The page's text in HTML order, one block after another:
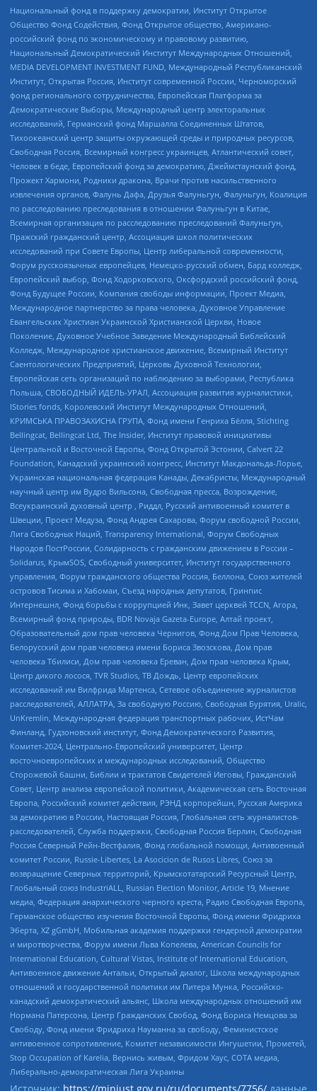
Национальный фонд в поддержку демократии, Институт Открытое
Общество Фонд Содействия, Фонд Открытое общество, Американо-
российский фонд по экономическому и правовому развитию,
Национальный Демократический Институт Международных Отношений,
MEDIA DEVELOPMENT INVESTMENT FUND, Международный Республиканский
Институт, Открытая Россия, Институт современной России, Черноморский
фонд регионального сотрудничества, Европейская Платформа за
Демократические Выборы, Международный центр электоральных
исследований, Германский фонд Маршалла Соединенных Штатов,
Тихоокеанский центр защиты окружающей среды и природных ресурсов,
Свободная Россия, Всемирный конгресс украинцев, Атлантический совет,
Человек в беде, Европейский фонд за демократию, Джеймстаунский фонд,
Прожект Хармони, Родники дракона, Врачи против насильственного
извлечения органов, Фалунь Дафа, Друзья Фалуньгун, Фалуньгун, Коалиция
по расследованию преследования в отношении Фалуньгун в Китае,
Всемирная организация по расследованию преследований Фалуньгун,
Пражский гражданский центр, Ассоциация школ политических
исследований при Совете Европы, Центр либеральной современности,
Форум русскоязычных европейцев, Немецко-русский обмен, Бард колледж,
Европейский выбор, Фонд Ходорковского, Оксфордский российский фонд,
Фонд Будущее России, Компания свободы информации, Проект Медиа,
Международное партнерство за права человека, Духовное Управление
Евангельских Христиан Украинской Христианской Церкви, Новое
Поколение, Духовное Учебное Заведение Международный Библейский
Колледж, Международное христианское движение, Всемирный Институт
Саентологических Предприятий, Церковь Духовной Технологии,
Европейская сеть организаций по наблюдению за выборами, Республика
Польша, СВОБОДНЫЙ ИДЕЛЬ-УРАЛ, Ассоциация развития журналистики,
IStories fonds, Королевский Институт Международных Отношений,
КРИМСЬКА ПРАВОЗАХИСНА ГРУПА, Фонд имени Генриха Бёлля, Stichting
Bellingcat, Bellingcat Ltd, The Insider, Институт правовой инициативы
Центральной и Восточной Европы, Фонд Открытой Эстонии, Calvert 22
Foundation, Канадский украинский конгресс, Институт Макдональда-Лорье,
Украинская национальная федерация Канады, Декабристы, Международный
научный центр им Вудро Вильсона, Свободная пресса, Возрождение,
Всеукраинский духовный центр , Риддл, Русский антивоенный комитет в
Швеции, Проект Медуза, Фонд Андрея Сахарова, Форум свободной России,
Лига Свободных Наций, Transparеncy International, Форум Свободных
Народов ПостРоссии, Солидарность с гражданским движением в России –
Solidarus, КрымSOS, Свободный университет, Институт государственного
управления, Форум гражданского общества Россия, Беллона, Союз жителей
островов Тисима и Хабомаи, Съезд народных депутатов, Гринпис
Интернешнл, Фонд борьбы с коррупцией Инк, Завет церквей TCCN, Агора,
Всемирный фонд природы, BDR Novaja Gazeta-Europe, Алтай проект,
Образовательный дом прав человека Чернигов, Фонд Дом Прав Человека,
Белорусский дом прав человека имени Бориса Звозскова, Дом прав
человека Тбилиси, Дом прав человека Ереван, Дом прав человека Крым,
Центр дикого лосося, TVR Studios, ТВ Дождь, Центр европейских
исследований им Вилфрида Мартенса, Сетевое объединение журналистов
расследователей, АЛЛАТРА, За свободную Россию, Свободная Бурятия, Uralic,
UnKremlin, Международная федерация транспортных рабочих, ИстЧам
Финланд, Гудзоновский институт, Фонд Демократического Развития,
Комитет-2024, Центрально-Европейский университет, Центр
восточноевропейских и международных исследований, Общество
Сторожевой башни, Библии и трактатов Свидетелей Иеговы, Гражданский
Совет, Центр анализа европейской политики, Академическая сеть Восточная
Европа, Российский комитет действия, РЭНД корпорейшн, Русская Америка
за демократию в России, Настоящая Россия, Глобальная сеть журналистов-
расследователей, Служба поддержки, Свободная Россия Берлин, Свободная
Россия Северный Рейн-Вестфалия, Фонд глобальной помощи, Антивоенный
комитет России, Russie-Libertes, La Asocicion de Rusos Libres, Союз за
возвращение Северных территорий, Крымскотатарский Ресурсный Центр,
Глобальный союз IndustriALL, Russian Election Monitor, Article 19, Мнение
медиа, Федерация анархического черного креста, Радио Свободная Европа,
Германское общество изучения Восточной Европы, Фонд имени Фридриха
Эберта, XZ gGmbH, Мобильная академия поддержки гендерной демократии
и миротворчества, Форум имени Льва Копелева, American Councils for
International Education, Cultural Vistas, Institute of International Education,
Антивоенное движение Антальи, Открытый диалог, Школа международных
отношений и государственной политики им Питера Мунка, Российско-
канадский демократический альянс, Школа международных отношений им
Нормана Патерсона, Центр Гражданских Свобод, Фонд Бориса Немцова за
Свободу, Фонд имени Фридриха Науманна за свободу, Феминистское
антивоенное сопротивление, Комитет независимости Ингушетии, Прометей,
Stop Occupation of Karelia, Вернись живым, Фридом Хаус, СОТА медиа,
Либерально-демократическая Лига Украины